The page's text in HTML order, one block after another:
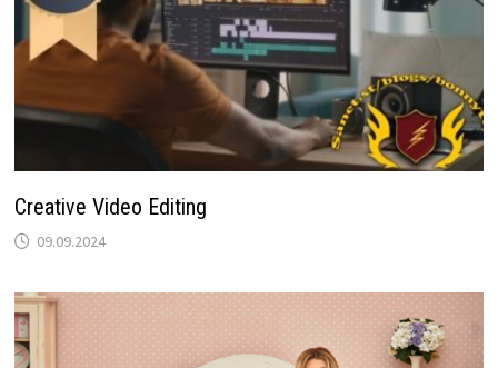
Creative Video Editing
09.09.2024